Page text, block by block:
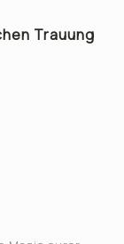
Trauung